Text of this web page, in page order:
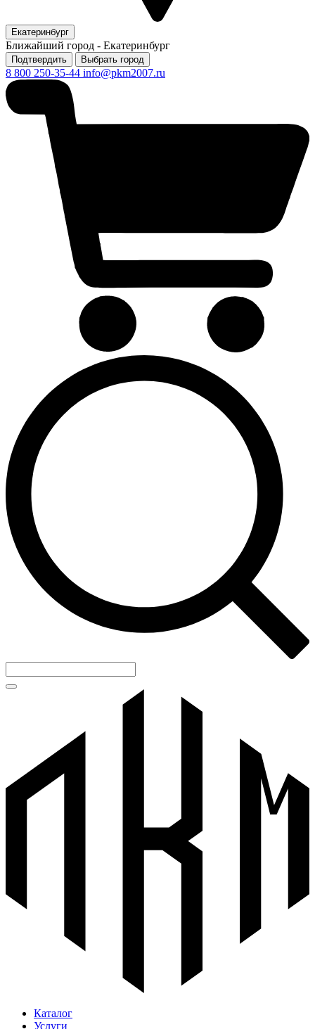
Екатеринбург
Ближайший город - Екатеринбург
Подтвердить Выбрать город
8 800 250-35-44 info@pkm2007.ru
Каталог
Услуги